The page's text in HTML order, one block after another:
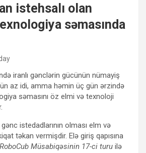
istehsalı olan
səmasında
iranlı gənclərin gücünün nümayiş
az idi, amma həmin üç gün ərzində
səmasını öz elmi və texnoloji
istedadlarının olması elm və
təkan vermişdir. Elə giriş qapısına
Müsabiqəsinin 17-ci turu ilə